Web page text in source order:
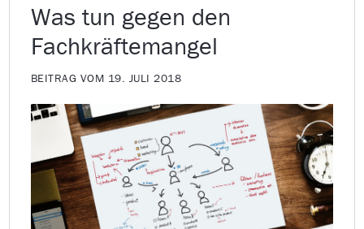
Was tun gegen den
Fachkräftemangel
BEITRAG VOM 19. JULI 2018